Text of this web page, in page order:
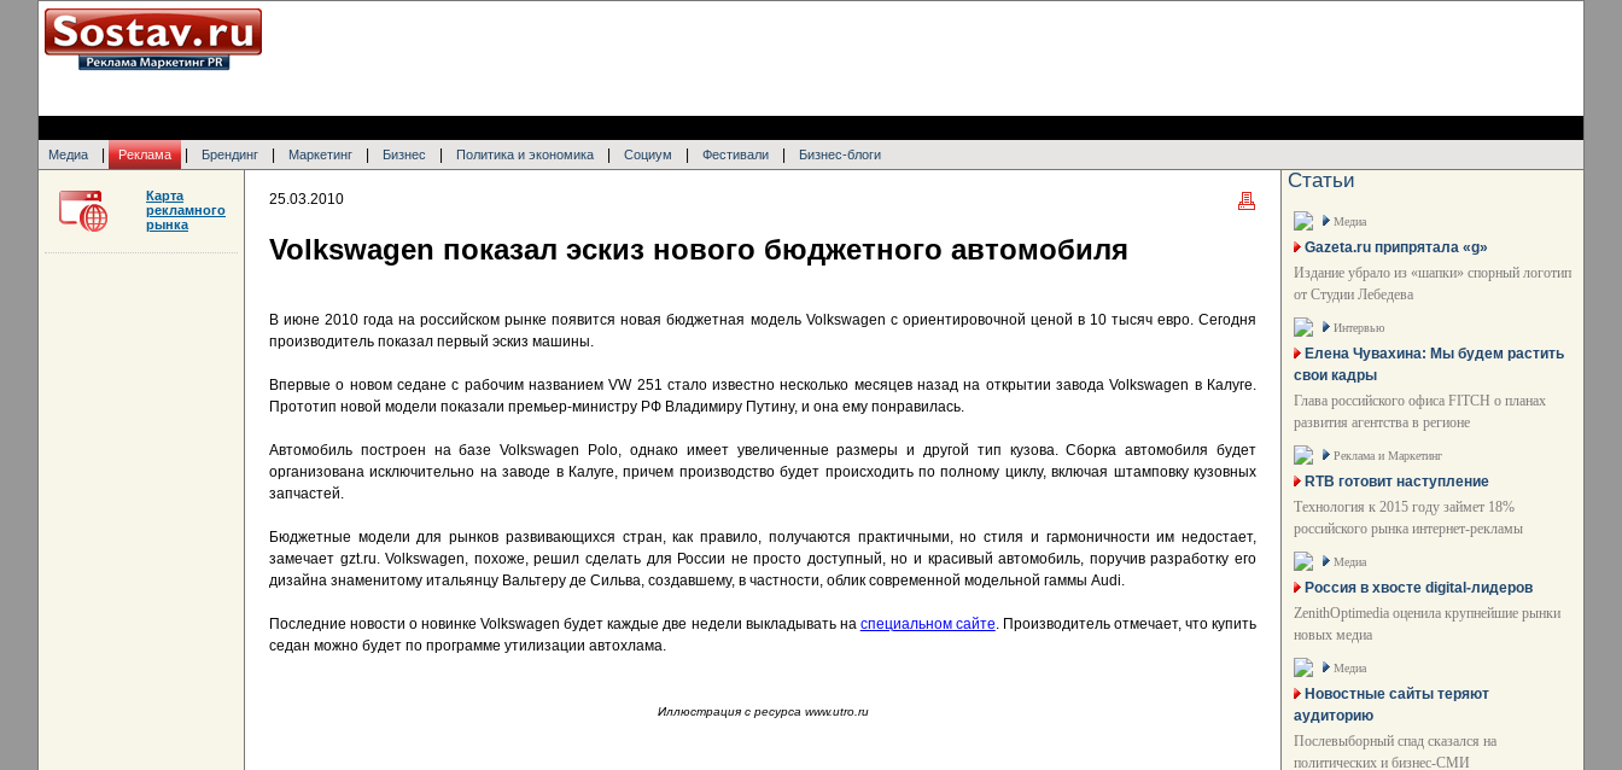
Медиа Реклама Брендинг Маркетинг Бизнес Политика и экономика Социум Фестивали Бизнес-блоги
25.03.2010
Volkswagen показал эскиз нового бюджетного автомобиля
В июне 2010 года на российском рынке появится новая бюджетная модель Volkswagen с ориентировочной ценой в 10 тысяч евро. Сегодня
производитель показал первый эскиз машины.
Впервые о новом седане с рабочим названием VW 251 стало известно несколько месяцев назад на открытии завода Volkswagen в Калуге.
Прототип новой модели показали премьер-министру РФ Владимиру Путину, и она ему понравилась.
Автомобиль построен на базе Volkswagen Polo, однако имеет увеличенные размеры и другой тип кузова. Сборка автомобиля будет
организована исключительно на заводе в Калуге, причем производство будет происходить по полному циклу, включая штамповку кузовных
запчастей.
Бюджетные модели для рынков развивающихся стран, как правило, получаются практичными, но стиля и гармоничности им недостает,
замечает gzt.ru. Volkswagen, похоже, решил сделать для России не просто доступный, но и красивый автомобиль, поручив разработку его
дизайна знаменитому итальянцу Вальтеру де Сильва, создавшему, в частности, облик современной модельной гаммы Audi.
Последние новости о новинке Volkswagen будет каждые две недели выкладывать на специальном сайте. Производитель отмечает, что купить
седан можно будет по программе утилизации автохлама.
Иллюстрация с ресурса www.utro.ru
Карта
рекламного
рынка
Статьи
Медиа
Gazeta.ru припрятала «g»
Издание убрало из «шапки» спорный логотип
от Студии Лебедева
Интервью
Елена Чувахина: Мы будем растить
свои кадры
Глава российского офиса FITCH о планах
развития агентства в регионе
Реклама и Маркетинг
RTB готовит наступление
Технология к 2015 году займет 18%
российского рынка интернет-рекламы
Медиа
Россия в хвосте digital-лидеров
ZenithOptimedia оценила крупнейшие рынки
новых медиа
Медиа
Новостные сайты теряют
аудиторию
Послевыборный спад сказался на
политических и бизнес-СМИ